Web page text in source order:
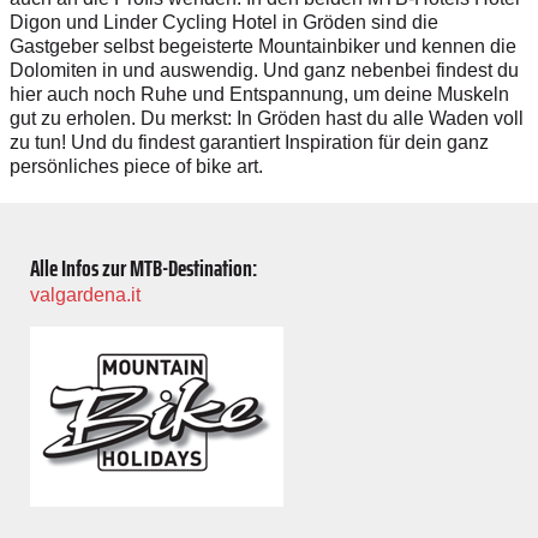
Digon und Linder Cycling Hotel in Gröden sind die
Gastgeber selbst begeisterte Mountainbiker und kennen die
Dolomiten in und auswendig. Und ganz nebenbei findest du
hier auch noch Ruhe und Entspannung, um deine Muskeln
gut zu erholen. Du merkst: In Gröden hast du alle Waden voll
zu tun! Und du findest garantiert Inspiration für dein ganz
persönliches piece of bike art.
Alle Infos zur MTB-Destination:
valgardena.it